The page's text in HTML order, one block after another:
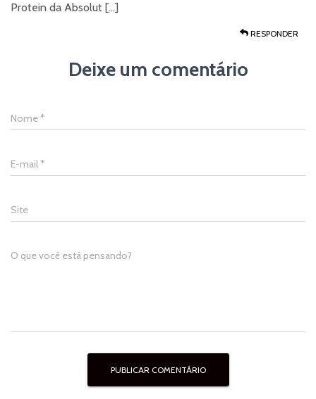
Protein da Absolut […]
RESPONDER
Deixe um comentário
Nome *
E-mail *
Site
O que você está pensando?